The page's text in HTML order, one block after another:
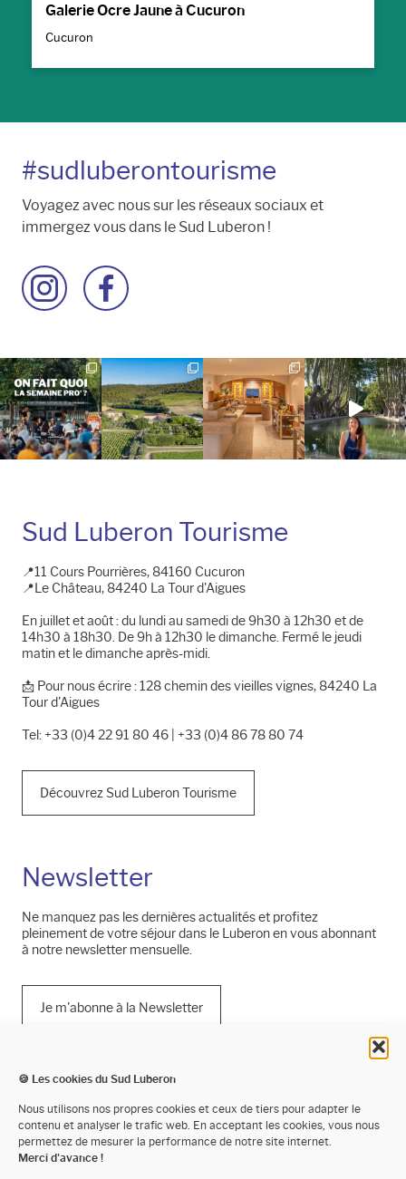
🍪 Les cookies du Sud Luberon
Nous utilisons nos propres cookies et ceux de tiers pour adapter le
contenu et analyser le trafic web. En acceptant les cookies, vous nous
permettez de mesurer la performance de notre site internet.
Merci d'avance !
Galerie Ocre Jaune à Cucuron
Cucuron
#sudluberontourisme
Voyagez avec nous sur les réseaux sociaux et
immergez vous dans le Sud Luberon !
Accéder
à
Instagram
Accéder
à
Facebook
Sud Luberon Tourisme
📍11 Cours Pourrières, 84160 Cucuron
📍Le Château, 84240 La Tour d'Aigues
En juillet et août : du lundi au samedi de 9h30 à 12h30 et de
14h30 à 18h30. De 9h à 12h30 le dimanche. Fermé le jeudi
matin et le dimanche après-midi.
📩​ Pour nous écrire : 128 chemin des vieilles vignes, 84240 La
Tour d'Aigues
Tel: +33 (0)4 22 91 80 46 | +33 (0)4 86 78 80 74
Découvrez Sud Luberon Tourisme
Newsletter
Ne manquez pas les dernières actualités et profitez
pleinement de votre séjour dans le Luberon en vous abonnant
à notre newsletter mensuelle.
Je m'abonne à la Newsletter
Mentions légales
Politique de confidentialité